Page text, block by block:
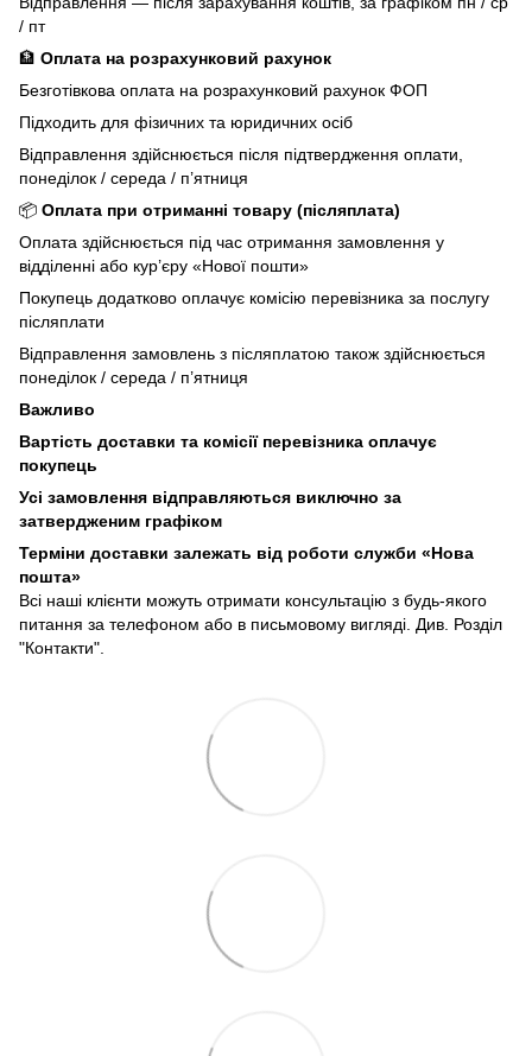
/ пт
🏦 Оплата на розрахунковий рахунок
Безготівкова оплата на розрахунковий рахунок ФОП
Підходить для фізичних та юридичних осіб
Відправлення здійснюється після підтвердження оплати,
понеділок / середа / п’ятниця
📦 Оплата при отриманні товару (післяплата)
Оплата здійснюється під час отримання замовлення у
відділенні або кур’єру «Нової пошти»
Покупець додатково оплачує комісію перевізника за послугу
післяплати
Відправлення замовлень з післяплатою також здійснюється
понеділок / середа / п’ятниця
Важливо
Вартість доставки та комісії перевізника оплачує
покупець
Усі замовлення відправляються виключно за
затвердженим графіком
Терміни доставки залежать від роботи служби «Нова
пошта»
Всі наші клієнти можуть отримати консультацію з будь-якого
питання за телефоном або в письмовому вигляді. Див. Розділ
"Контакти".